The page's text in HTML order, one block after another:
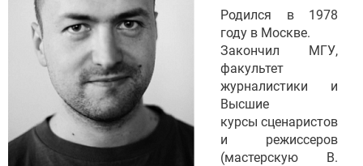
Родился в 1978
году в Москве.
Закончил МГУ,
факультет
журналистики и
Высшие
курсы сценаристов
и режиссеров
(мастерскую В.